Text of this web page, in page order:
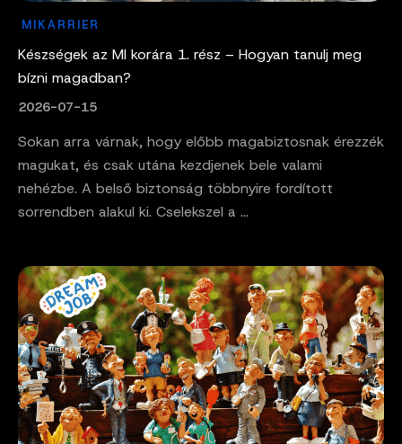
MIKARRIER
Készségek az MI korára 1. rész – Hogyan tanulj meg
bízni magadban?
2026-07-15
Sokan arra várnak, hogy előbb magabiztosnak érezzék
magukat, és csak utána kezdjenek bele valami
nehézbe. A belső biztonság többnyire fordított
sorrendben alakul ki. Cselekszel a ...